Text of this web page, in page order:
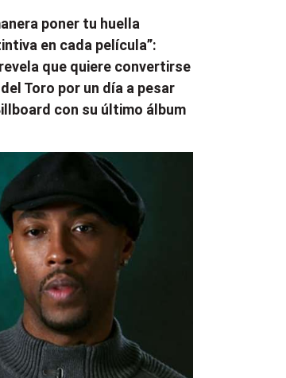
poner tu huella
en cada película”:
que quiere convertirse
Toro por un día a pesar
con su último álbum